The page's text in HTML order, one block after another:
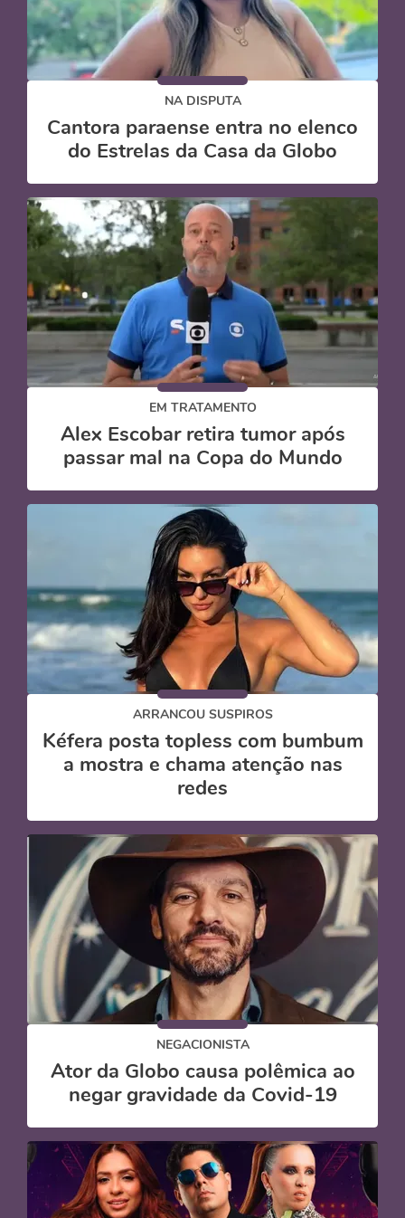
NA DISPUTA
Cantora paraense entra no elenco
do Estrelas da Casa da Globo
EM TRATAMENTO
Alex Escobar retira tumor após
passar mal na Copa do Mundo
ARRANCOU SUSPIROS
Kéfera posta topless com bumbum
a mostra e chama atenção nas
redes
NEGACIONISTA
Ator da Globo causa polêmica ao
negar gravidade da Covid-19